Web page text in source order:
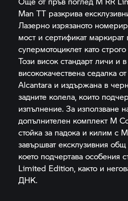
Man TT разкрива
Лазерно изрязаното
мост и сертификат маркират
супермотоциклет като
Този висок стандарт личи и
висококачествена седалка
Alcantara и издържана в
задните колела, които
изпълнение. За използване
допълнителен комплект M
стойка за падока и килим с
завършват ексклузивния
което подчертава особения
Limited Edition, както и
ДНК.